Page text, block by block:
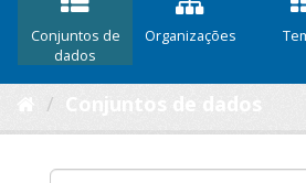
Conjuntos de
dados
Organizações